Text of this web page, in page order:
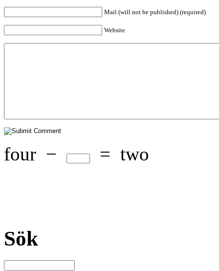
Mail (will not be published) (required)
Website
four − = two
Sök